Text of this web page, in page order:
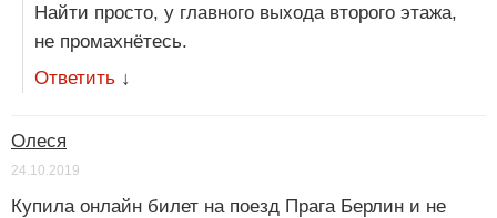
Найти просто, у главного выхода второго этажа,
не промахнётесь.
Ответить ↓
Олеся
24.10.2019
Купила онлайн билет на поезд Прага Берлин и не